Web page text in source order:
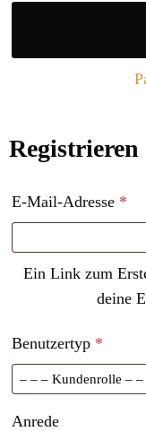
Registrieren
E-Mail-Adresse *
Ein Link zum
deine
Benutzertyp *
Anrede